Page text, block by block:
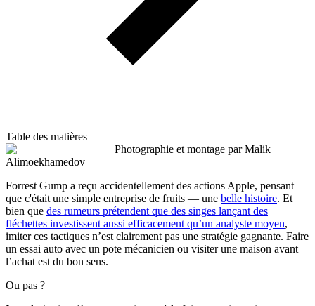
Table des matières
Photographie et montage par Malik
Alimoekhamedov
Forrest Gump a reçu accidentellement des actions Apple, pensant
que c'était une simple entreprise de fruits — une belle histoire. Et
bien que des rumeurs prétendent que des singes lançant des
fléchettes investissent aussi efficacement qu’un analyste moyen,
imiter ces tactiques n’est clairement pas une stratégie gagnante. Faire
un essai auto avec un pote mécanicien ou visiter une maison avant
l’achat est du bon sens.
Ou pas ?